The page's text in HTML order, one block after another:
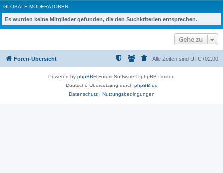
GLOBALE MODERATOREN
Es wurden keine Mitglieder gefunden, die den Suchkriterien entsprechen.
Gehe zu
Foren-Übersicht Alle Zeiten sind UTC+02:00
Powered by phpBB® Forum Software © phpBB Limited
Deutsche Übersetzung durch phpBB.de
Datenschutz| Nutzungsbedingungen